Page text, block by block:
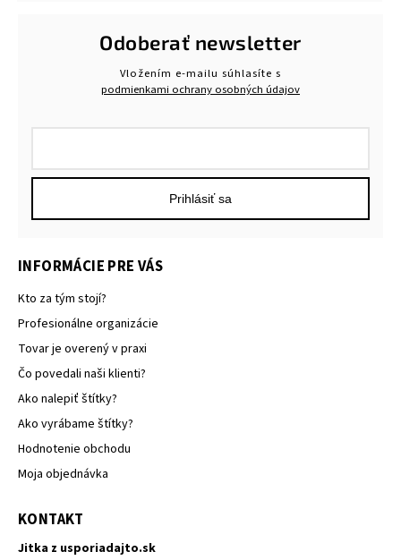
INFORMÁCIE PRE VÁS
Kto za tým stojí?
Profesionálne organizácie
Tovar je overený v praxi
Čo povedali naši klienti?
Ako nalepiť štítky?
Ako vyrábame štítky?
Hodnotenie obchodu
Moja objednávka
KONTAKT
Jitka z usporiadajto.sk
Odoberať newsletter
Vložením e-mailu súhlasíte s
podmienkami ochrany osobných údajov
Prihlásiť sa